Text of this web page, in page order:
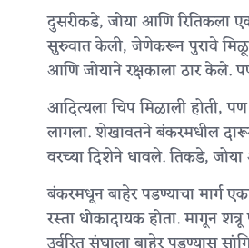
दुसरीकडे, जोया आणि रितिकला एक
सुरुवात केली, जेणेकरून पुरावे मिळू
आणि जोयाने रक्षकाला ठार केले.
आदित्यला चिप मिळाली होती,
लागला. शेखावतने बंकरमधील
वरच्या दिशेने धावले. तिकडे,
बंकरमधून बाहेर पडण्याचा मार्ग
रस्ता धोकादायक होता. मागून